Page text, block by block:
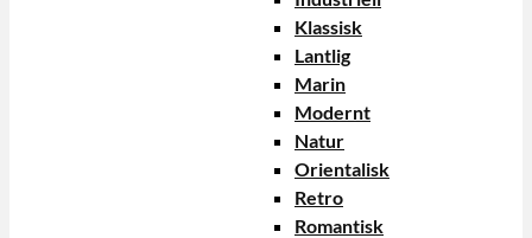
Klassisk
Lantlig
Marin
Modernt
Natur
Orientalisk
Retro
Romantisk